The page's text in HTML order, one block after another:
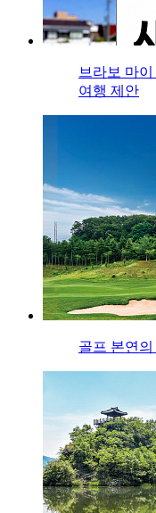
브라보 마
여행 제안
골프 본연